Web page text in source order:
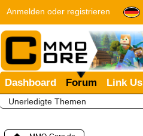
Anmelden oder registrieren
Dashboard Forum Link Us
Unerledigte Themen